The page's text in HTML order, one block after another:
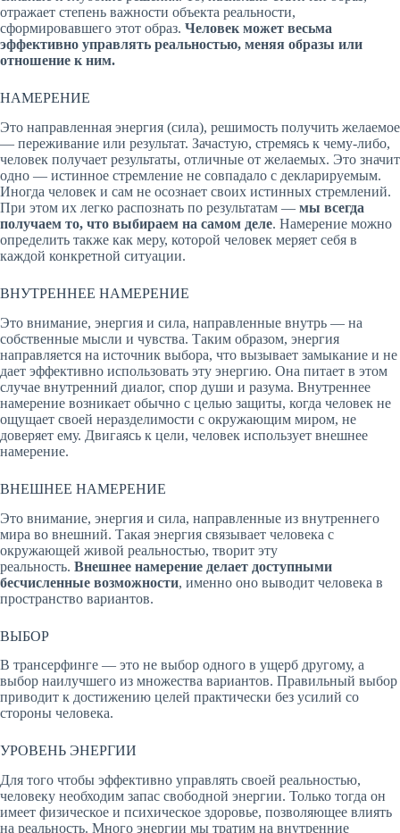
отражает степень важности объекта реальности,
сформировавшего этот образ. Человек может весьма
эффективно управлять реальностью, меняя образы или
отношение к ним.
НАМЕРЕНИЕ
Это направленная энергия (сила), решимость получить желаемое
— переживание или результат. Зачастую, стремясь к чему-либо,
человек получает результаты, отличные от желаемых. Это значит
одно — истинное стремление не совпадало с декларируемым.
Иногда человек и сам не осознает своих истинных стремлений.
При этом их легко распознать по результатам — мы всегда
получаем то, что выбираем на самом деле. Намерение можно
определить также как меру, которой человек меряет себя в
каждой конкретной ситуации.
ВНУТРЕННЕЕ НАМЕРЕНИЕ
Это внимание, энергия и сила, направленные внутрь — на
собственные мысли и чувства. Таким образом, энергия
направляется на источник выбора, что вызывает замыкание и не
дает эффективно использовать эту энергию. Она питает в этом
случае внутренний диалог, спор души и разума. Внутреннее
намерение возникает обычно с целью защиты, когда человек не
ощущает своей неразделимости с окружающим миром, не
доверяет ему. Двигаясь к цели, человек использует внешнее
намерение.
ВНЕШНЕЕ НАМЕРЕНИЕ
Это внимание, энергия и сила, направленные из внутреннего
мира во внешний. Такая энергия связывает человека с
окружающей живой реальностью, творит эту
реальность. Внешнее намерение делает доступными
бесчисленные возможности, именно оно выводит человека в
пространство вариантов.
ВЫБОР
В трансерфинге — это не выбор одного в ущерб другому, а
выбор наилучшего из множества вариантов. Правильный выбор
приводит к достижению целей практически без усилий со
стороны человека.
УРОВЕНЬ ЭНЕРГИИ
Для того чтобы эффективно управлять своей реальностью,
человеку необходим запас свободной энергии. Только тогда он
имеет физическое и психическое здоровье, позволяющее влиять
на реальность. Много энергии мы тратим на внутренние